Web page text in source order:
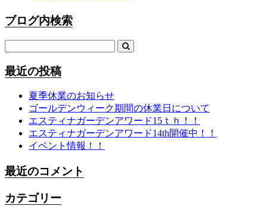
ブログ内検索
最近の投稿
夏季休業のお知らせ
ゴールデンウィーク期間の休業日について
エスティナガーデンアワード15ｔｈ！！
エスティナガーデンアワード14th開催中！！
イベント情報！！
最近のコメント
カテゴリー